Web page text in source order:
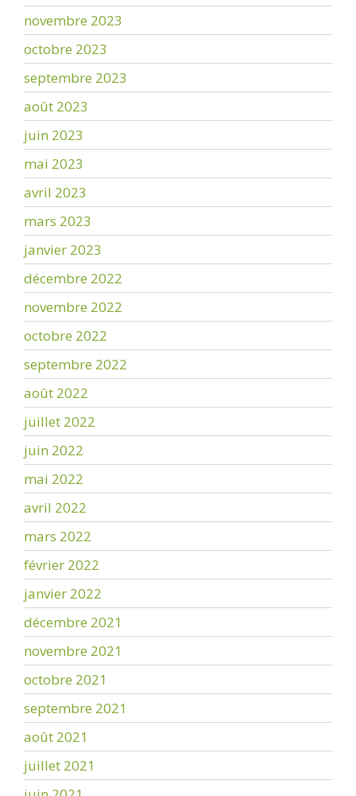
novembre 2023
octobre 2023
septembre 2023
août 2023
juin 2023
mai 2023
avril 2023
mars 2023
janvier 2023
décembre 2022
novembre 2022
octobre 2022
septembre 2022
août 2022
juillet 2022
juin 2022
mai 2022
avril 2022
mars 2022
février 2022
janvier 2022
décembre 2021
novembre 2021
octobre 2021
septembre 2021
août 2021
juillet 2021